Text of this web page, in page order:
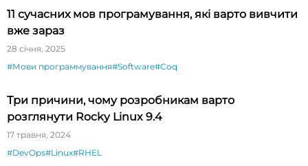
11 сучасних мов програмування, які варто вивчити
вже зараз
28 січня, 2025
#Мови программування#Software#Coq
Три причини, чому розробникам варто
розглянути Rocky Linux 9.4
17 травня, 2024
#DevOps#Linux#RHEL